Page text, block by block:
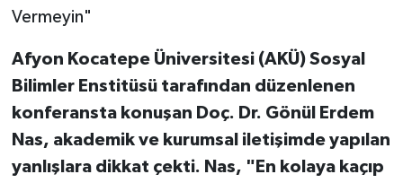
Vermeyin"
Afyon Kocatepe Üniversitesi (AKÜ) Sosyal
Bilimler Enstitüsü tarafından düzenlenen
konferansta konuşan Doç. Dr. Gönül Erdem
Nas, akademik ve kurumsal iletişimde yapılan
yanlışlara dikkat çekti. Nas, "En kolaya kaçıp